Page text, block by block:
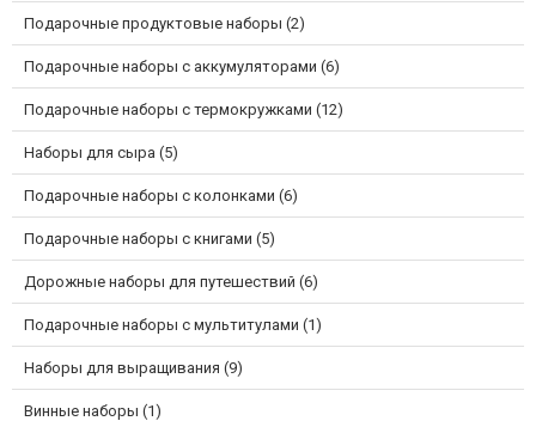
Подарочные продуктовые наборы (2)
Подарочные наборы с аккумуляторами (6)
Подарочные наборы с термокружками (12)
Наборы для сыра (5)
Подарочные наборы с колонками (6)
Подарочные наборы с книгами (5)
Дорожные наборы для путешествий (6)
Подарочные наборы с мультитулами (1)
Наборы для выращивания (9)
Винные наборы (1)